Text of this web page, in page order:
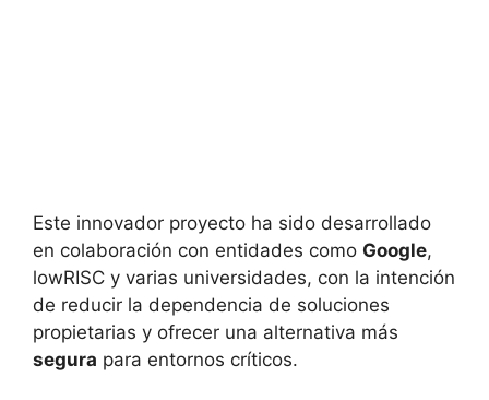
Este innovador proyecto ha sido desarrollado
en colaboración con entidades como Google,
lowRISC y varias universidades, con la intención
de reducir la dependencia de soluciones
propietarias y ofrecer una alternativa más
segura para entornos críticos.